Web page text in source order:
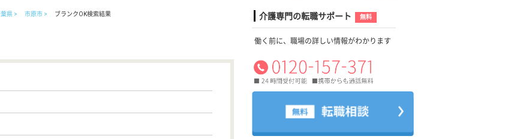
県 市原市 ブランクOK検索結果 介護専門の転職サポート 無料
働く前に、職場の詳しい情報がわかります